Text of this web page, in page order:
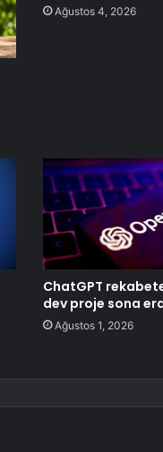
Ağustos 4, 2026
ChatGPT
dev proje sona
Ağustos 1, 2026